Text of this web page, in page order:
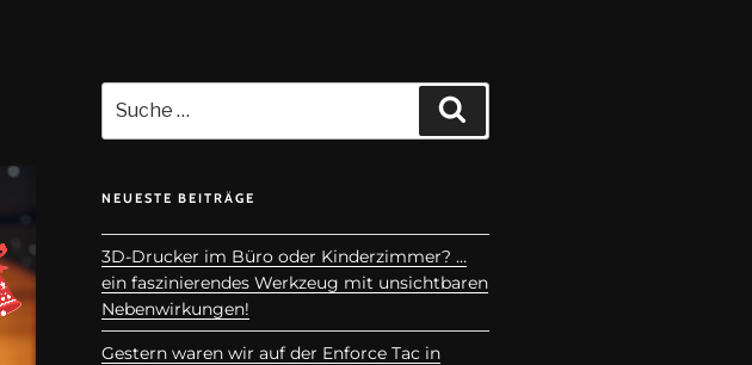
NEUESTE BEITRÄGE
3D-Drucker im Büro oder Kinderzimmer? …
ein faszinierendes Werkzeug mit unsichtbaren
Nebenwirkungen!
Gestern waren wir auf der Enforce Tac in